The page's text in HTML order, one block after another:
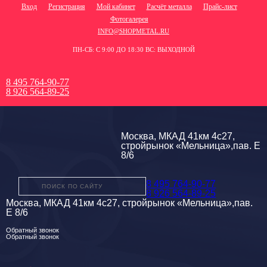
Вход Регистрация Мой кабинет Расчёт металла
Прайс-лист
Фотогалерея
INFO@SHOPMETAL.RU
ПН-СБ: С 9:00 ДО 18:30 ВС: ВЫХОДНОЙ
8 495 764-90-77
8 926 564-89-25
Москва, МКАД 41км 4с27,
стройрынок «Мельница»,пав. Е
8/6
8 495 764-90-77
8 926 564-89-25
Москва, МКАД 41км 4с27, стройрынок «Мельница»,пав.
Е 8/6
Обратный звонок
Обратный звонок